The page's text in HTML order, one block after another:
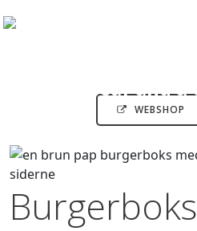
WEBSHOP
Burgerboks